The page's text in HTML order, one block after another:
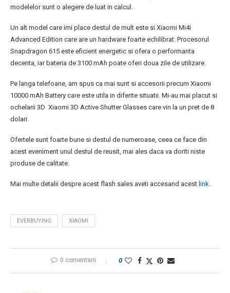
modelelor sunt o alegere de luat in calcul.
Un alt model care imi place destul de mult este si Xiaomi Mi4i
Advanced Edition care are un hardware foarte echilibrat. Procesorul
Snapdragon 615 este eficient energetic si ofera o performanta
decenta, iar bateria de 3100 mAh poate oferi doua zile de utilizare.
Pe langa telefoane, am spus ca mai sunt si accesorii precum Xiaomi
10000 mAh Battery care este utila in diferite situatii. Mi-au mai placut si
ochelarii 3D Xiaomi 3D Active Shutter Glasses care vin la un pret de 8
dolari.
Ofertele sunt foarte bune si destul de numeroase, ceea ce face din
acest eveniment unul destul de reusit, mai ales daca va doriti niste
produse de calitate.
Mai multe detalii despre acest flash sales aveti accesand acest link.
EVERBUYING XIAOMI
0 comentarii 0